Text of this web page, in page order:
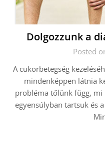
Dolgozzunk a
Posted
A cukorbetegség
mindenképpen látnia
probléma tőlünk függ,
egyensúlyban tartsuk és